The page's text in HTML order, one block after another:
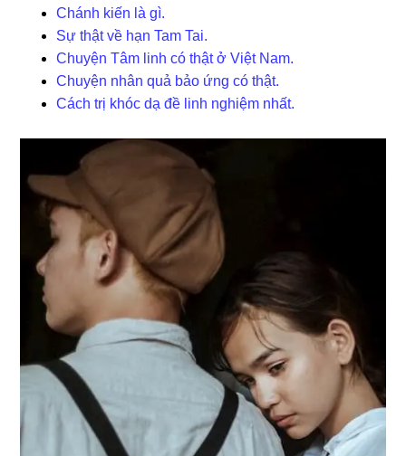
Chánh kiến là gì.
Sự thật về hạn Tam Tai.
Chuyện Tâm linh có thật ở Việt Nam.
Chuyện nhân quả bảo ứng có thật.
Cách trị khóc dạ đề linh nghiệm nhất.